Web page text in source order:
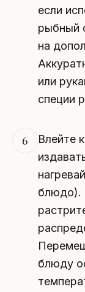
если
рыбный
на
или
специи
6
Влейте
блюдо).
блюду